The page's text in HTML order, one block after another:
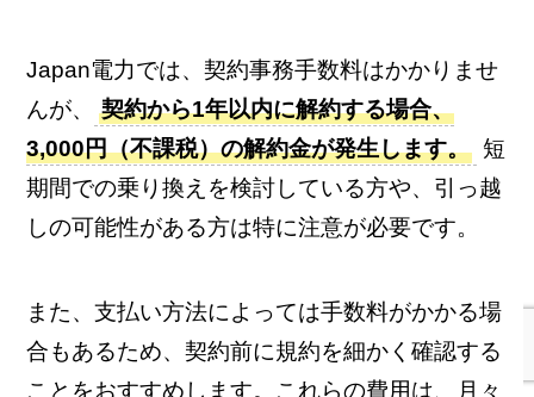
Japan電力では、契約事務手数料はかかりませ
んが、
契約から1年以内に解約する場合、
3,000円（不課税）の解約金が発生します。 短
期間での乗り換えを検討している方や、引っ越
しの可能性がある方は特に注意が必要です。
また、支払い方法によっては手数料がかかる場
合もあるため、契約前に規約を細かく確認する
ことをおすすめします。これらの費用は、月々